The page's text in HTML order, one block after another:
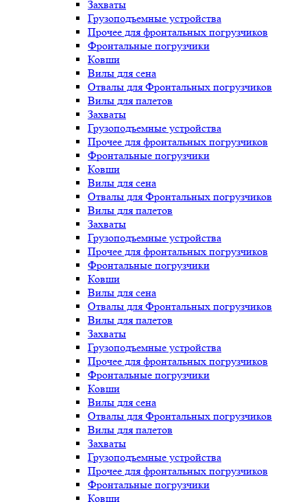
Захваты
Грузоподъемные устройства
Прочее для фронтальных погрузчиков
Фронтальные погрузчики
Ковши
Вилы для сена
Отвалы для Фронтальных погрузчиков
Вилы для палетов
Захваты
Грузоподъемные устройства
Прочее для фронтальных погрузчиков
Фронтальные погрузчики
Ковши
Вилы для сена
Отвалы для Фронтальных погрузчиков
Вилы для палетов
Захваты
Грузоподъемные устройства
Прочее для фронтальных погрузчиков
Фронтальные погрузчики
Ковши
Вилы для сена
Отвалы для Фронтальных погрузчиков
Вилы для палетов
Захваты
Грузоподъемные устройства
Прочее для фронтальных погрузчиков
Фронтальные погрузчики
Ковши
Вилы для сена
Отвалы для Фронтальных погрузчиков
Вилы для палетов
Захваты
Грузоподъемные устройства
Прочее для фронтальных погрузчиков
Фронтальные погрузчики
Ковши